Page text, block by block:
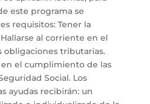
este programa se
requisitos: Tener la
al corriente en el
tributarias.
el cumplimiento de las
Social. Los
ayudas recibirán: un